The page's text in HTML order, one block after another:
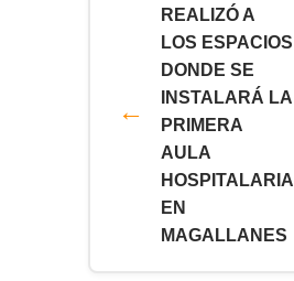
REALIZÓ A
LOS ESPACIOS
DONDE SE
INSTALARÁ LA
PRIMERA
AULA
HOSPITALARIA
EN
MAGALLANES